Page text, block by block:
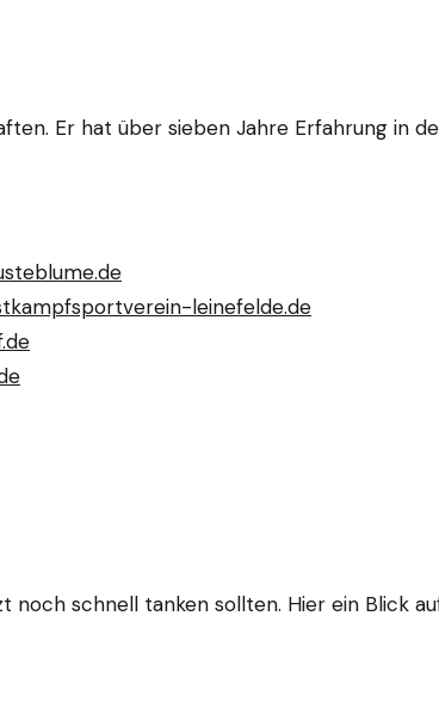
Er hat über sieben Jahre Erfahrung in
kampfsportverein-leinefelde.de
schnell tanken sollten. Hier ein Blick